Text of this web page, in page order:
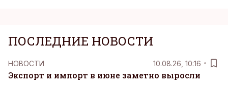
ПОСЛЕДНИЕ НОВОСТИ
НОВОСТИ 10.08.26, 10:16
Экспорт и импорт в июне заметно выросли